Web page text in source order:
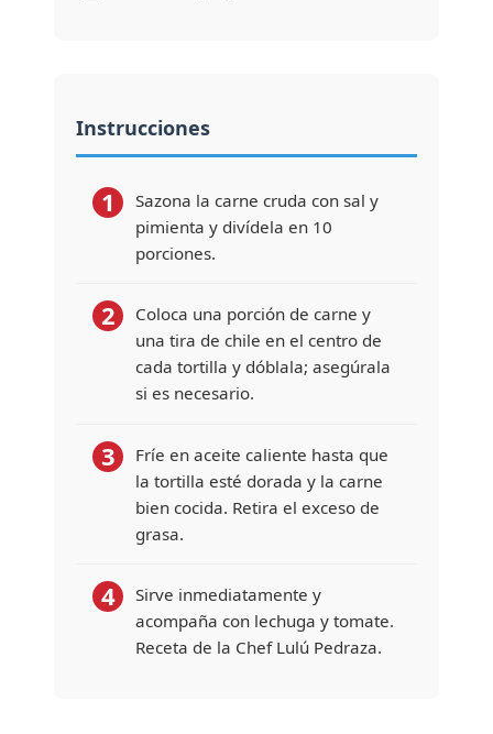
Instrucciones
1
Sazona la carne cruda con sal y
pimienta y divídela en 10
porciones.
2
Coloca una porción de carne y
una tira de chile en el centro de
cada tortilla y dóblala; asegúrala
si es necesario.
3
Fríe en aceite caliente hasta que
la tortilla esté dorada y la carne
bien cocida. Retira el exceso de
grasa.
4
Sirve inmediatamente y
acompaña con lechuga y tomate.
Receta de la Chef Lulú Pedraza.
ENTRADA | PLATILLO FUERTE